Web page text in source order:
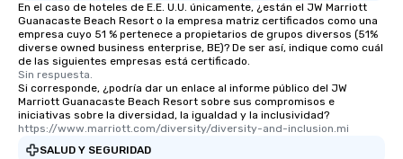
En el caso de hoteles de E.E. U.U. únicamente, ¿están el JW Marriott
Guanacaste Beach Resort o la empresa matriz certificados como una
empresa cuyo 51 % pertenece a propietarios de grupos diversos (51%
diverse owned business enterprise, BE)? De ser así, indique como cuál
de las siguientes empresas está certificado.
Sin respuesta.
Si corresponde, ¿podría dar un enlace al informe público del JW
Marriott Guanacaste Beach Resort sobre sus compromisos e
iniciativas sobre la diversidad, la igualdad y la inclusividad?
https://www.marriott.com/diversity/diversity-and-inclusion.mi
SALUD Y SEGURIDAD